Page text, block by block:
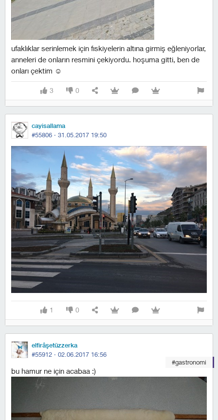
ufaklıklar serinlemek için fıskiyelerin altına girmiş eğleniyorlar,
anneleri de onların resmini çekiyordu. hoşuma gitti, ben de
onları çektim ☺
3 0
cayisallama
#55806 · 31.05.2017 19:50
1 0
elfirâşetüzzerka
#55912 · 02.06.2017 16:56
#gastronomi
bu hamur ne için acabaa :)